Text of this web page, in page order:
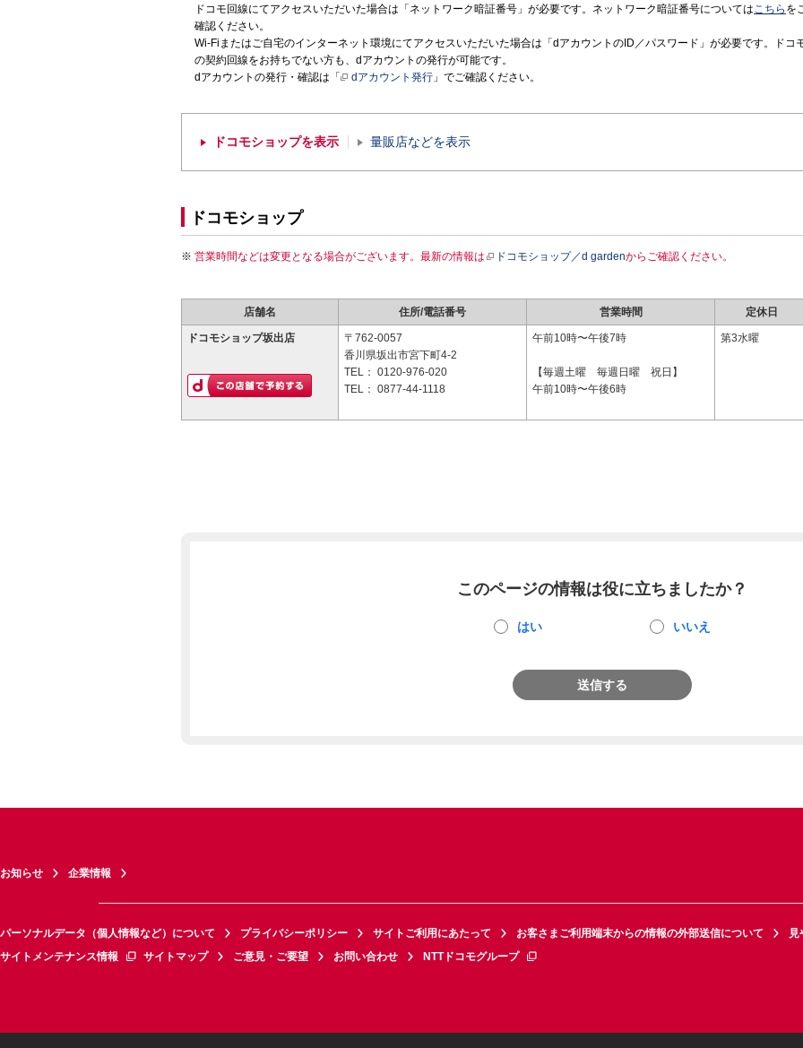
ドコモ回線にてアクセスいただいた場合は「ネットワーク暗証番号」が必要です。ネットワーク暗証番号についてはこちら を
確認ください。
Wi-Fiまたはご自宅のインターネット環境にてアクセスいただいた場合は「dアカウントのID／パスワード」が必要です。ドコ
の契約回線をお持ちでない方も、dアカウントの発行が可能です。
dアカウントの発行・確認は「
dアカウント発行 」でご確認ください。
ドコモショップを表示 量販店などを表示
ドコモショップ
営業時間などは変更となる場合がございます。最新の情報は ドコモショップ／d gardenからご確認ください。
店舗名 住所/電話番号 営業時間 定休日
ドコモショップ坂出店
〒762-0057
香川県坂出市宮下町4-2
TEL： 0120-976-020
TEL： 0877-44-1118
午前10時〜午後7時
【毎週土曜 毎週日曜 祝日】
午前10時〜午後6時
第3水曜
このページの情報は役に立ちましたか？
はい いいえ
送信する
お知らせ 企業情報
パーソナルデータ（個人情報など）について プライバシーポリシー サイトご利用にあたって お客さまご利用端末からの情報の外部送信について
見
サイトメンテナンス情報
サイトマップ ご意見・ご要望 お問い合わせ NTTドコモグループ